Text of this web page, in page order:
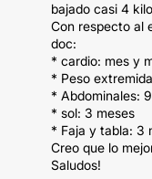
bajado casi 4
Con respecto al
doc:
* cardio: mes y
* Peso
* Abdominales:
* sol: 3 meses
* Faja y tabla: 3
Creo que lo
Saludos!